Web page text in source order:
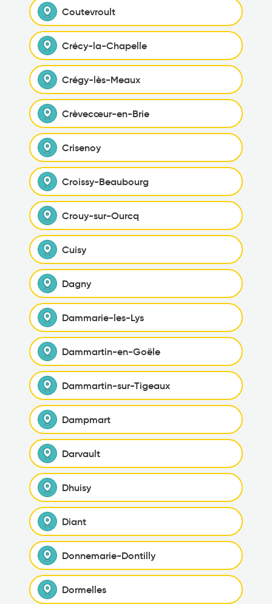
Coutevroult
Crécy-la-Chapelle
Crégy-lès-Meaux
Crèvecœur-en-Brie
Crisenoy
Croissy-Beaubourg
Crouy-sur-Ourcq
Cuisy
Dagny
Dammarie-les-Lys
Dammartin-en-Goële
Dammartin-sur-Tigeaux
Dampmart
Darvault
Dhuisy
Diant
Donnemarie-Dontilly
Dormelles